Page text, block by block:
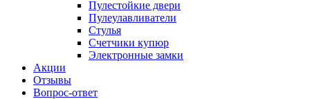
Пулестойкие двери
Пулеулавливатели
Стулья
Счетчики купюр
Электронные замки
Акции
Отзывы
Вопрос-ответ